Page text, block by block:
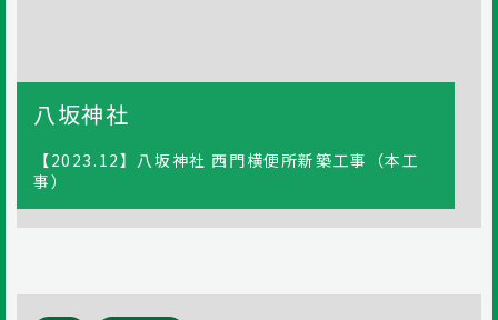
八坂神社
【2023.12】八坂神社 西門横便所新築工事（本工
事）